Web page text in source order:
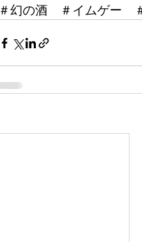
＃幻の酒　＃イムゲー　